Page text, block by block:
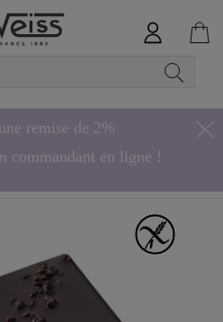
remise de 2%
commandant en ligne !